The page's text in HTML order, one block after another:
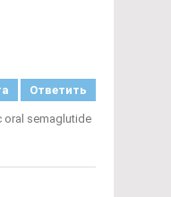
Ответить
oral semaglutide